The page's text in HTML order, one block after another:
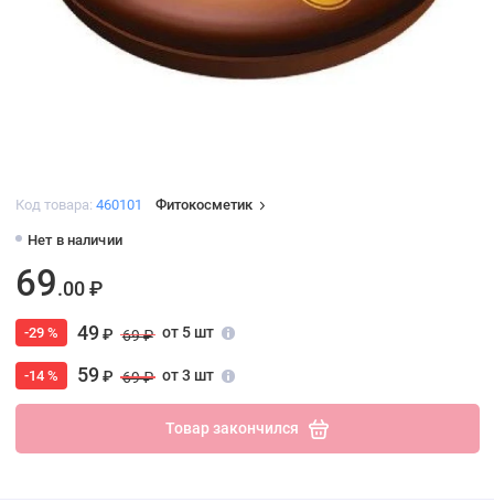
Код товара: 460101 Фитокосметик
Нет в наличии
69.00 ₽
-29 % 49₽ 69 ₽ от 5 шт
-14 % 59₽ 69 ₽ от 3 шт
Товар закончился